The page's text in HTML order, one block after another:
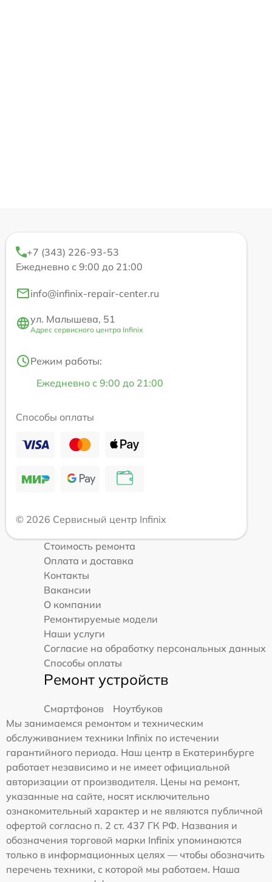
+7 (343) 226-93-53
Ежедневно с 9:00 до 21:00
info@infinix-repair-center.ru
ул. Малышева, 51
Адрес сервисного центра Infinix
Режим работы:
Ежедневно с 9:00 до 21:00
Способы оплаты
© 2026 Сервисный центр Infinix
Стоимость ремонта
Оплата и доставка
Контакты
Вакансии
О компании
Ремонтируемые модели
Наши услуги
Согласие на обработку персональных данных
Способы оплаты
Ремонт устройств
Смартфонов
Ноутбуков
Мы занимаемся ремонтом и техническим
обслуживанием техники Infinix по истечении
гарантийного периода. Наш центр в Екатеринбурге
работает независимо и не имеет официальной
авторизации от производителя. Цены на ремонт,
указанные на сайте, носят исключительно
ознакомительный характер и не являются публичной
офертой согласно п. 2 ст. 437 ГК РФ. Названия и
обозначения торговой марки Infinix упоминаются
только в информационных целях — чтобы обозначить
перечень техники, с которой мы работаем. Наша